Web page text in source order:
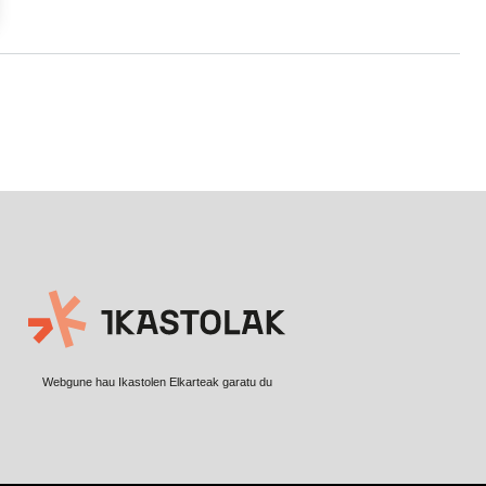
Webgune hau Ikastolen Elkarteak garatu du